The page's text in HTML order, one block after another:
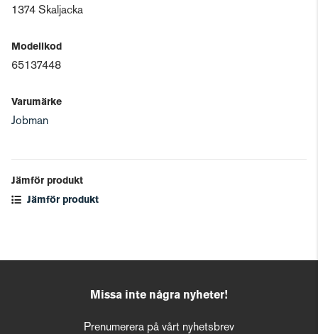
1374 Skaljacka
Modellkod
65137448
Varumärke
Jobman
Jämför produkt
Jämför produkt
Missa inte några nyheter!
Prenumerera på vårt nyhetsbrev